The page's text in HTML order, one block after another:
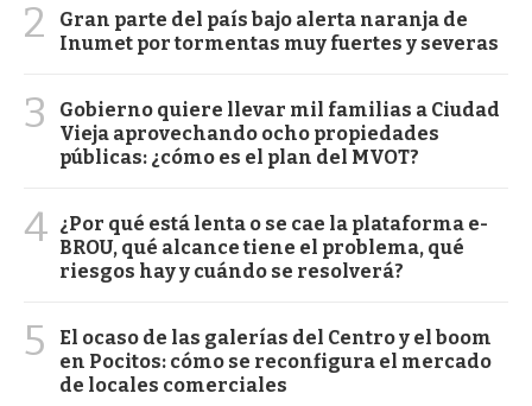
2
Gran parte del país bajo alerta naranja de
Inumet por tormentas muy fuertes y severas
3
Gobierno quiere llevar mil familias a Ciudad
Vieja aprovechando ocho propiedades
públicas: ¿cómo es el plan del MVOT?
4 ¿Por qué está lenta o se cae la plataforma e-
BROU, qué alcance tiene el problema, qué
riesgos hay y cuándo se resolverá?
5
El ocaso de las galerías del Centro y el boom
en Pocitos: cómo se reconfigura el mercado
de locales comerciales